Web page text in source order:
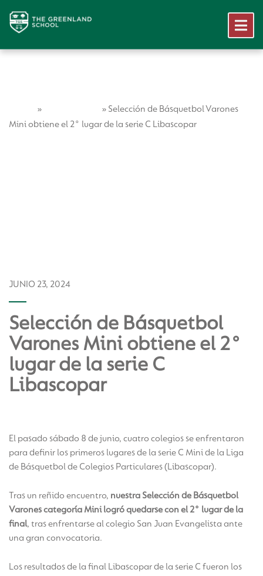
» » Selección de Básquetbol Varones
Mini obtiene el 2° lugar de la serie C Libascopar
JUNIO 23, 2024
Selección de Básquetbol
Varones Mini obtiene el 2°
lugar de la serie C
Libascopar
El pasado sábado 8 de junio, cuatro colegios se enfrentaron
para definir los primeros lugares de la serie C Mini de la Liga
de Básquetbol de Colegios Particulares (Libascopar).
Tras un reñido encuentro, nuestra Selección de Básquetbol
Varones categoría Mini logró quedarse con el 2° lugar de la
final, tras enfrentarse al colegio San Juan Evangelista ante
una gran convocatoria.
Los resultados de la final Libascopar de la serie C fueron los